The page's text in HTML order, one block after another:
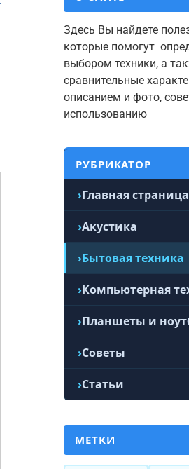
Здесь Вы найдете
которые помогут
выбором техники, а
сравнительные
описанием и фото,
использованию
РУБРИКАТОР
Главная страница
Акустика
Бытовая техника
Компьютерная
Планшеты и
Советы
Статьи
МЕТКИ